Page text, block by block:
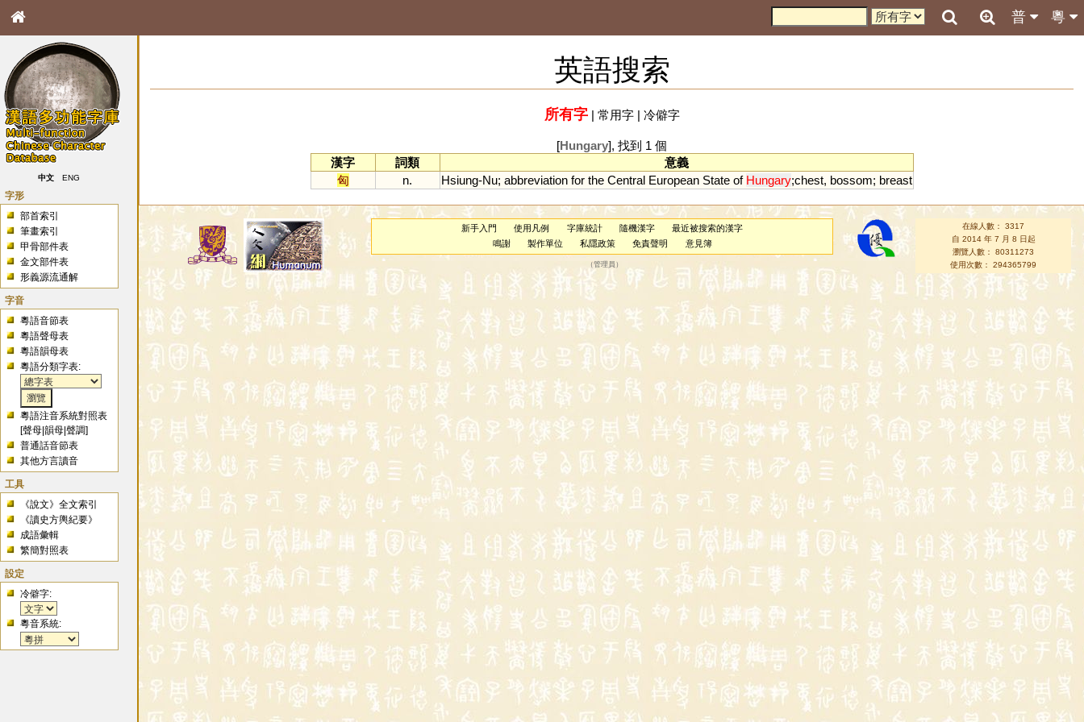
粵
普
中文 ENG
字形
部首索引
筆畫索引
甲骨部件表
金文部件表
形義源流通解
字音
粵語音節表
粵語聲母表
粵語韻母表
粵語分類字表:
粵語注音系統對照表
[聲母 |韻母 |聲調]
普通話音節表
其他方言讀音
工具
《說文》全文索引
《讀史方輿紀要》
成語彙輯
繁簡對照表
設定
冷僻字:
粵音系統:
英語搜索
所有字| 常用字| 冷僻字
[Hungary], 找到 1 個
漢字
詞類
意義
匈
n. Hsiung-Nu; abbreviation for the Central European State of Hungary;chest, bossom; breast
新手入門 使用凡例 字庫統計 隨機漢字
最近被搜索的漢字
鳴謝
製作單位 私隱政策 免責聲明 意見簿
（管理員 ）
在線人數： 3317
自 2014 年 7 月 8 日起
瀏覽人數： 80311273
使用次數： 294365799